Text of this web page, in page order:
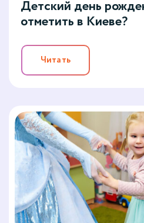
Детский день
отметить в Киеве?
Читать